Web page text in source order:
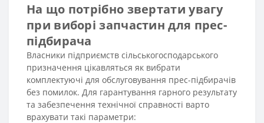
На що потрібно звертати увагу
при виборі запчастин для прес-
підбирача
Власники підприємств сільськогосподарського
призначення цікавляться як вибрати
комплектуючі для обслуговування прес-підбирачів
без помилок. Для гарантування гарного результату
та забезпечення технічної справності варто
врахувати такі параметри: